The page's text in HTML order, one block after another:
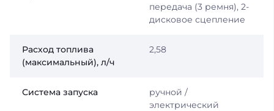
передача (3 ремня), 2-
дисковое сцепление
Расход топлива
(максимальный), л/ч
2,58
Система запуска
ручной /
электрический